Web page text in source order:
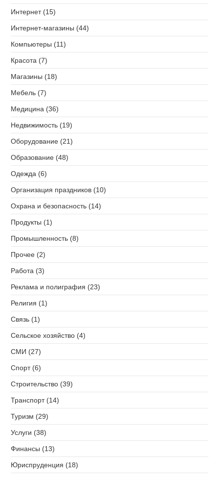
Интернет (15)
Интернет-магазины (44)
Компьютеры (11)
Красота (7)
Магазины (18)
Мебель (7)
Медицина (36)
Недвижимость (19)
Оборудование (21)
Образование (48)
Одежда (6)
Организация праздников (10)
Охрана и безопасность (14)
Продукты (1)
Промышленность (8)
Прочее (2)
Работа (3)
Реклама и полиграфия (23)
Религия (1)
Связь (1)
Сельское хозяйство (4)
СМИ (27)
Спорт (6)
Строительство (39)
Транспорт (14)
Туризм (29)
Услуги (38)
Финансы (13)
Юриспруденция (18)